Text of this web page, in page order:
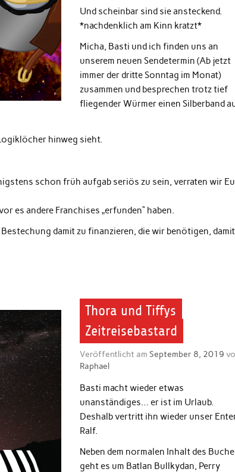
Und scheinbar sind sie ansteckend.
*nachdenklich am Kinn kratzt*
Micha, Basti und ich finden uns an
unserem neuen Sendetermin (Ab jetzt
immer der dritte Sonntag im Monat)
zusammen und besprechen trotz tief
fliegender Würmer einen Silberband
hinweg sieht.
schon früh aufgab seriös zu sein, verraten wir
es andere Franchises „erfunden“ haben.
damit zu finanzieren, die wir benötigen, damit
Thora und Tiffys
Zeitreisebastard
Veröffentlicht am September 8, 2019
Raphael
Basti macht wieder etwas
unanständiges… er ist im Urlaub.
Deshalb vertritt ihn wieder unser
Ralf.
Neben dem normalen Inhalt des
geht es um Batlan Bullkydan, Perry